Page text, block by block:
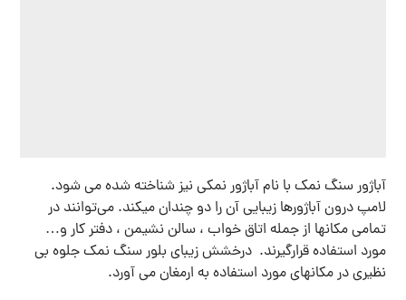
آباژور سنگ نمک با نام آباژور نمکی نیز شناخته شده می شود.
لامپ درون آباژورها زیبایی آن را دو چندان میکند. می‌توانند در
تمامی مکانها از جمله اتاق خواب ، سالن نشیمن ، دفتر کار و…
مورد استفاده قرارگیرند. درخشش زیبای بلور سنگ نمک جلوه بی
نظیری در مکانهای مورد استفاده به ارمغان می آورد.